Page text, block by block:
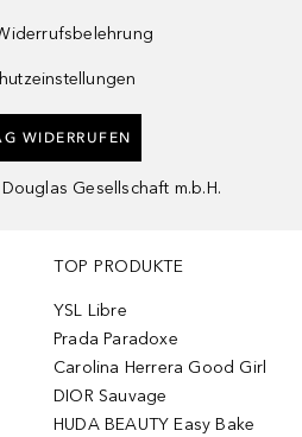
WIDERRUFEN
Gesellschaft m.b.H.
TOP PRODUKTE
YSL Libre
Prada Paradoxe
Carolina Herrera Good Girl
DIOR Sauvage
HUDA BEAUTY Easy Bake